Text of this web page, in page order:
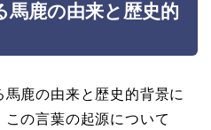
馬鹿の由来と歴史的
鹿の由来と歴史的背景に
の言葉の起源について